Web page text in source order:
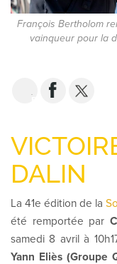
François Bertholom
vainqueur pour la
EMAIL
DALIN
La 41e édition de la
été remportée par
samedi 8 avril à
Yann Eliès (Groupe